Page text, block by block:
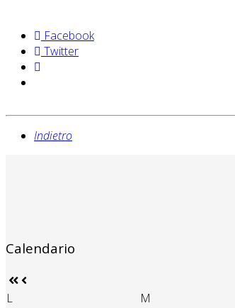
Facebook
Twitter
Indietro
Calendario
L
M